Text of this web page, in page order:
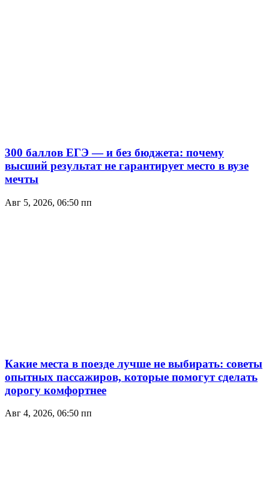
300 баллов ЕГЭ — и без бюджета: почему
высший результат не гарантирует место в вузе
мечты
Авг 5, 2026, 06:50 пп
Какие места в поезде лучше не выбирать: советы
опытных пассажиров, которые помогут сделать
дорогу комфортнее
Авг 4, 2026, 06:50 пп